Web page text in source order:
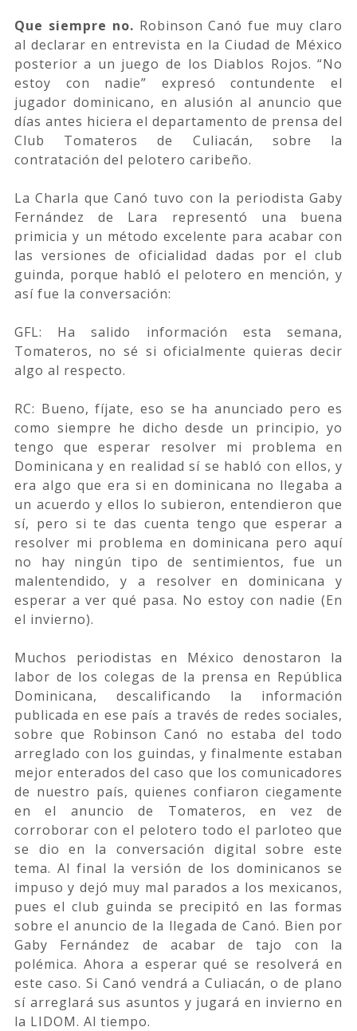
Que siempre no. Robinson Canó fue muy claro
al declarar en entrevista en la Ciudad de México
posterior a un juego de los Diablos Rojos. “No
estoy con nadie” expresó contundente el
jugador dominicano, en alusión al anuncio que
días antes hiciera el departamento de prensa del
Club Tomateros de Culiacán, sobre la
contratación del pelotero caribeño.
La Charla que Canó tuvo con la periodista Gaby
Fernández de Lara representó una buena
primicia y un método excelente para acabar con
las versiones de oficialidad dadas por el club
guinda, porque habló el pelotero en mención, y
así fue la conversación:
GFL: Ha salido información esta semana,
Tomateros, no sé si oficialmente quieras decir
algo al respecto.
RC: Bueno, fíjate, eso se ha anunciado pero es
como siempre he dicho desde un principio, yo
tengo que esperar resolver mi problema en
Dominicana y en realidad sí se habló con ellos, y
era algo que era si en dominicana no llegaba a
un acuerdo y ellos lo subieron, entendieron que
sí, pero si te das cuenta tengo que esperar a
resolver mi problema en dominicana pero aquí
no hay ningún tipo de sentimientos, fue un
malentendido, y a resolver en dominicana y
esperar a ver qué pasa. No estoy con nadie (En
el invierno).
Muchos periodistas en México denostaron la
labor de los colegas de la prensa en República
Dominicana, descalificando la información
publicada en ese país a través de redes sociales,
sobre que Robinson Canó no estaba del todo
arreglado con los guindas, y finalmente estaban
mejor enterados del caso que los comunicadores
de nuestro país, quienes confiaron ciegamente
en el anuncio de Tomateros, en vez de
corroborar con el pelotero todo el parloteo que
se dio en la conversación digital sobre este
tema. Al final la versión de los dominicanos se
impuso y dejó muy mal parados a los mexicanos,
pues el club guinda se precipitó en las formas
sobre el anuncio de la llegada de Canó. Bien por
Gaby Fernández de acabar de tajo con la
polémica. Ahora a esperar qué se resolverá en
este caso. Si Canó vendrá a Culiacán, o de plano
sí arreglará sus asuntos y jugará en invierno en
la LIDOM. Al tiempo.